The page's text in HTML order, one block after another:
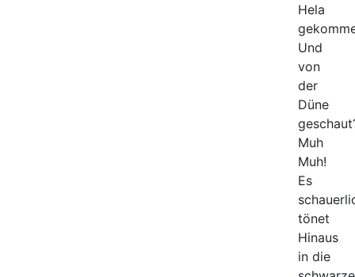
Hela
Und
von
der
Düne
Muh
Muh!
Es
tönet
Hinaus
in die